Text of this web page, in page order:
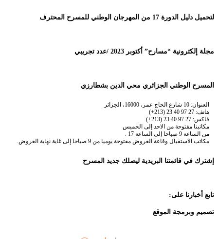
لتحميل دليل الدورة 17 من المهرجان الوطني للمسرح المحترف
مجلة إلكترونية “مسارح” أكتوبر 2023 /عدد تجريبي
المسرح الوطني الجزائري محي الدين بشطارزي
العنوان: 10 شارع الحاج عمر، 16000، الجزائر
هاتف: 27 97 40 23 (213+)
فاكس: 27 97 40 23 (213+)
مكاتبنا مفتوحة من الاحد إلى الخميس
من الساعة 9 صباحا إلى الساعة 17 .
مكاتب الاستقبال وقاعة العروض مفتوحة يوميا من 9 صباحا إلى غاية نهاية العروض.
إشترك في قائمتنا البريدية ليصلك جديد المسرح
تابع أخبارنا على:
تصميم وبرمجة الموقع